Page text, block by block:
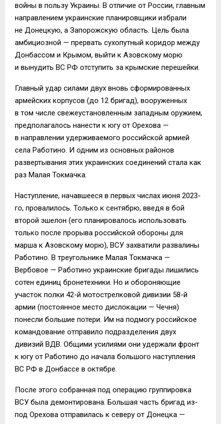
войны в пользу Украины. В отличие от России, главным
направлением украинские планировщики избрали
не Донецкую, а Запорожскую область. Цель была
амбициозной — прервать сухопутный коридор между
Донбассом и Крымом, выйти к Азовскому морю
и вынудить ВС РФ отступить за крымские перешейки.
Главный удар силами двух вновь сформированных
армейских корпусов (до 12 бригад), вооруженных
в том числе свежеустановленным западным оружием,
предполагалось нанести к югу от Орехова —
в направлении удерживаемого российской армией
села Работино. И одним из основных районов
развертывания этих украинских соединений стала как
раз Малая Токмачка.
Наступление, начавшееся в первых числах июня 2023-
го, провалилось. Только к сентябрю, введя в бой
второй эшелон (его планировалось использовать
только после прорыва российской обороны для
марша к Азовскому морю), ВСУ захватили развалины
Работино. В треугольнике Малая Токмачка —
Вербовое — Работино украинские бригады лишились
сотен единиц бронетехники. Но и обороняющие
участок полки 42-й мотострелковой дивизии 58-й
армии (постоянное место дислокации — Чечня)
понесли большие потери. Им на подмогу российское
командование отправило подразделения двух
дивизий ВДВ. Общими усилиями они удержали фронт
к югу от Работино до начала большого наступления
ВС РФ в Донбассе в октябре.
После этого собранная под операцию группировка
ВСУ была демонтирована. Большая часть бригад из-
под Орехова отправилась к северу от Донецка —